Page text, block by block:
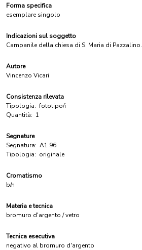
Forma specifica
esemplare singolo
Indicazioni sul soggetto
Campanile della chiesa di S. Maria di Pazzalino.
Autore
Vincenzo Vicari
Consistenza rilevata
Tipologia: fototipo/i
Quantità: 1
Segnature
Segnatura: A1 96
Tipologia: originale
Cromatismo
b/n
Materia e tecnica
bromuro d'argento / vetro
Tecnica esecutiva
negativo al bromuro d'argento